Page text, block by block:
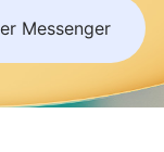
Messenger